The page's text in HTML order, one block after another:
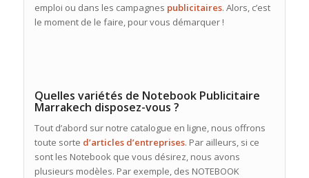
emploi ou dans les campagnes publicitaires. Alors, c’est
le moment de le faire, pour vous démarquer !
Quelles variétés de Notebook Publicitaire
Marrakech disposez-vous ?
Tout d’abord sur notre catalogue en ligne, nous offrons
toute sorte d’articles d’entreprises. Par ailleurs, si ce
sont les Notebook que vous désirez, nous avons
plusieurs modèles. Par exemple, des NOTEBOOK